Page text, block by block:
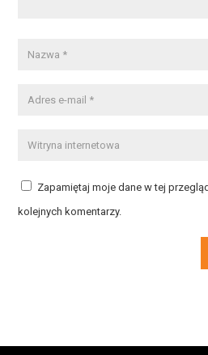
Zapamiętaj moje dane w tej
kolejnych komentarzy.